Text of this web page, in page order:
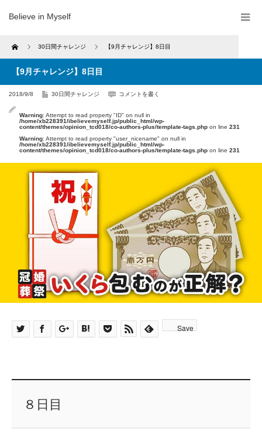
Believe in Myself
Home 30日間チャレンジ 【9月チャレンジ】8日目
【9月チャレンジ】8日目
2018/9/8 30日間チャレンジ コメントを書く
Warning: Attempt to read property "ID" on null in
/home/xb228391/ibelievemyself.jp/public_html/wp-
content/themes/opinion_tcd018/co-authors-plus/template-tags.php on line 231
Warning: Attempt to read property "user_nicename" on null in
/home/xb228391/ibelievemyself.jp/public_html/wp-
content/themes/opinion_tcd018/co-authors-plus/template-tags.php on line 231
Save
８日目